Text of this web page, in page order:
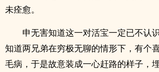
未痊愈。
申无害知道这一对活宝一定已不认
知道两兄弟在穷极无聊的情形下，有个
毛病，于是故意装成一心赶路的样子，